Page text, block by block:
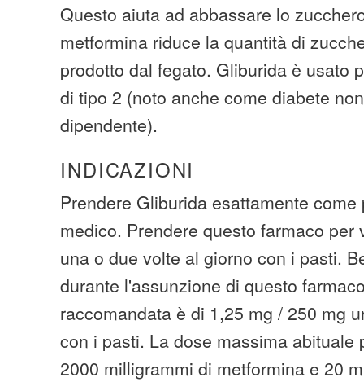
Questo aiuta ad abbassare lo
metformina riduce la quantità di
prodotto dal fegato. Gliburida è usato
di tipo 2 (noto anche come diabete
dipendente).
INDICAZIONI
Prendere Gliburida esattamente
medico. Prendere questo farmaco per
una o due volte al giorno con i pasti.
durante l'assunzione di questo
raccomandata è di 1,25 mg / 250 mg
con i pasti. La dose massima abituale
2000 milligrammi di metformina e 20